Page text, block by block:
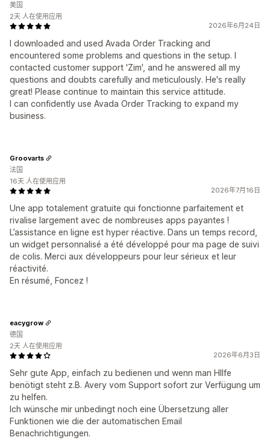
2026年6月24日
I downloaded and used Avada Order Tracking and
encountered some problems and questions in the setup. I
contacted customer support 'Zim', and he answered all my
questions and doubts carefully and meticulously. He's really
great! Please continue to maintain this service attitude.
I can confidently use Avada Order Tracking to expand my
business.
美国
2天 人在使用应用
2026年7月16日
Une app totalement gratuite qui fonctionne parfaitement et
rivalise largement avec de nombreuses apps payantes !
L’assistance en ligne est hyper réactive. Dans un temps record,
un widget personnalisé a été développé pour ma page de suivi
de colis. Merci aux développeurs pour leur sérieux et leur
réactivité.
En résumé, Foncez !
Groovarts
法国
16天 人在使用应用
2026年6月3日
Sehr gute App, einfach zu bedienen und wenn man HIlfe
benötigt steht z.B. Avery vom Support sofort zur Verfügung um
zu helfen.
Ich wünsche mir unbedingt noch eine Übersetzung aller
Funktionen wie die der automatischen Email
Benachrichtigungen.
eacygrow
德国
2天 人在使用应用